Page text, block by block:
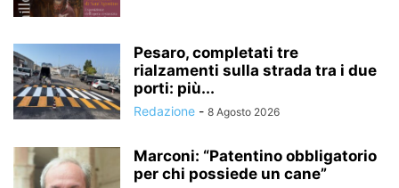
Pesaro, completati tre
rialzamenti sulla strada tra i due
porti: più...
Redazione - 8 Agosto 2026
Marconi: “Patentino obbligatorio
per chi possiede un cane”